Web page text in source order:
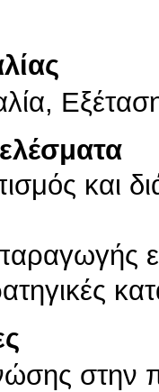
και
στην